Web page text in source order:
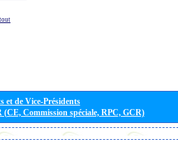
et de Vice-Présidents
Commission spéciale, RPC, GCR)